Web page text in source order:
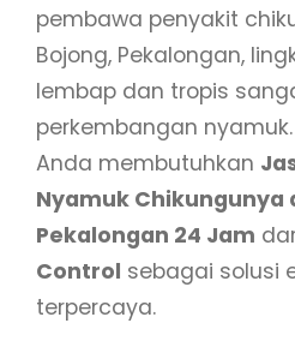
pembawa penyakit
Bojong, Pekalongan,
lembap dan tropis
perkembangan
Anda membutuhkan
Nyamuk Chikungunya
Pekalongan 24 Jam
Control sebagai solusi
terpercaya.